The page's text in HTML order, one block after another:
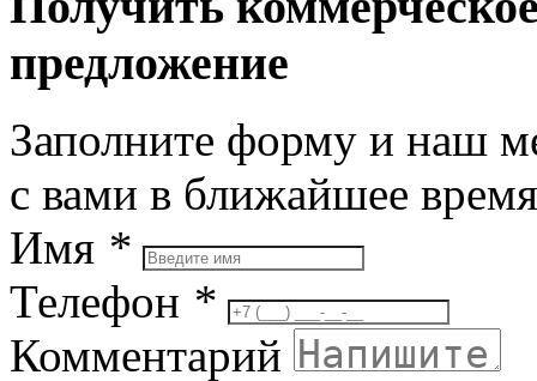
предложение
Заполните форму и наш
с вами в ближайшее время
Имя *
Телефон *
Комментарий